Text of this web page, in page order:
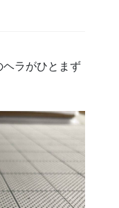
ヘラがひとまず